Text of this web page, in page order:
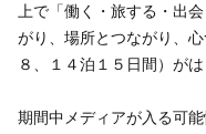
上で「働く・旅する・出
がり、場所とつながり、
８、１４泊１５日間）がは
期間中メディアが入る可